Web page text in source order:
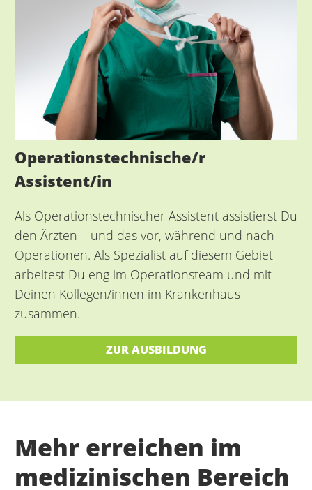
Operationstechnische/r
Assistent/in
Als Operationstechnischer Assistent assistierst Du
den Ärzten – und das vor, während und nach
Operationen. Als Spezialist auf diesem Gebiet
arbeitest Du eng im Operationsteam und mit
Deinen Kollegen/innen im Krankenhaus
zusammen.
ZUR AUSBILDUNG
Mehr erreichen im
medizinischen Bereich